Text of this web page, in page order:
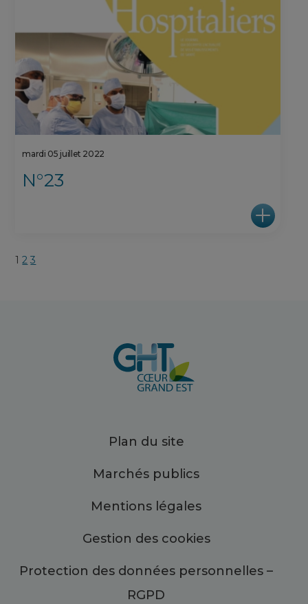
mardi 05 juillet 2022
N°23
1 2 3
Plan du site
Marchés publics
Mentions légales
Gestion des cookies
Protection des données personnelles –
RGPD